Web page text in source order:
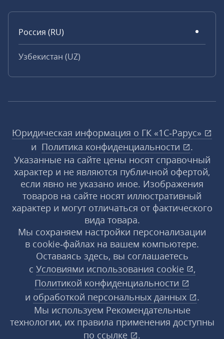
Россия (RU)
Узбекистан (UZ)
Юридическая информация о ГК «1С‑Рарус»
и Политика конфиденциальности
.
Указанные на сайте цены носят справочный
характер и не являются публичной офертой,
если явно не указано иное. Изображения
товаров на сайте носят иллюстративный
характер и могут отличаться от фактического
вида товара.
Мы сохраняем настройки персонализации
в cookie‑файлах на вашем компьютере.
Оставаясь здесь, вы соглашаетесь
с Условиями использования cookie
,
Политикой конфиденциальности
и обработкой персональных данных
.
Мы используем Рекомендательные
технологии, их правила применения доступны
по ссылке
.